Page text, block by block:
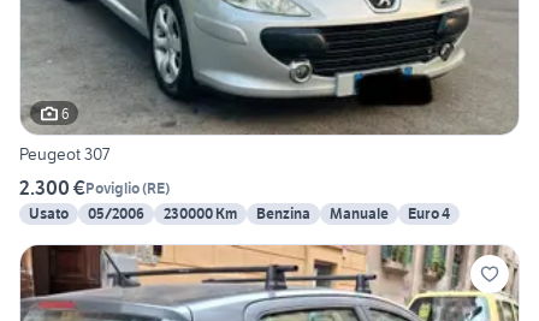
6
Peugeot 307
2.300 €Poviglio(RE)
Usato
05/2006 230000 Km Benzina Manuale Euro 4